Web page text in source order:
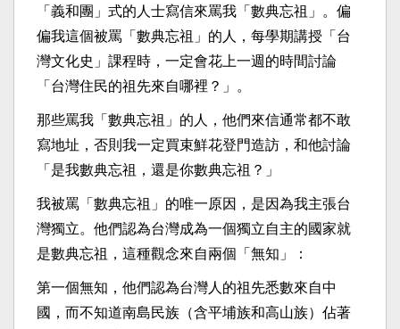
「義和團」式的人士寫信來罵我「數典忘祖」。偏
偏我這個被罵「數典忘祖」的人，每學期講授「台
灣文化史」課程時，一定會花上一週的時間討論
「台灣住民的祖先來自哪裡？」。
那些罵我「數典忘祖」的人，他們來信通常都不敢
寫地址，否則我一定買束鮮花登門造訪，和他討論
「是我數典忘祖，還是你數典忘祖？」
我被罵「數典忘祖」的唯一原因，是因為我主張台
灣獨立。他們認為台灣成為一個獨立自主的國家就
是數典忘祖，這種觀念來自兩個「無知」：
第一個無知，他們認為台灣人的祖先悉數來自中
國，而不知道南島民族（含平埔族和高山族）佔著